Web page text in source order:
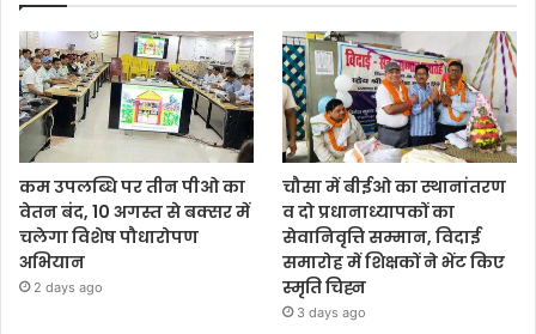
कम उपलब्धि पर तीन पीओ का
वेतन बंद, 10 अगस्त से बक्सर में
चलेगा विशेष पौधारोपण
अभियान
2 days ago
चौसा में बीईओ का स्थानांतरण
व दो प्रधानाध्यापकों का
सेवानिवृत्ति सम्मान, विदाई
समारोह में शिक्षकों ने भेंट किए
स्मृति चिह्न
3 days ago